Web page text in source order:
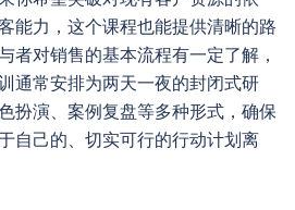
能力，这个课程也能提供清晰的路
者对销售的基本流程有一定了解，
通常安排为两天一夜的封闭式研
扮演、案例复盘等多种形式，确保
自己的、切实可行的行动计划离